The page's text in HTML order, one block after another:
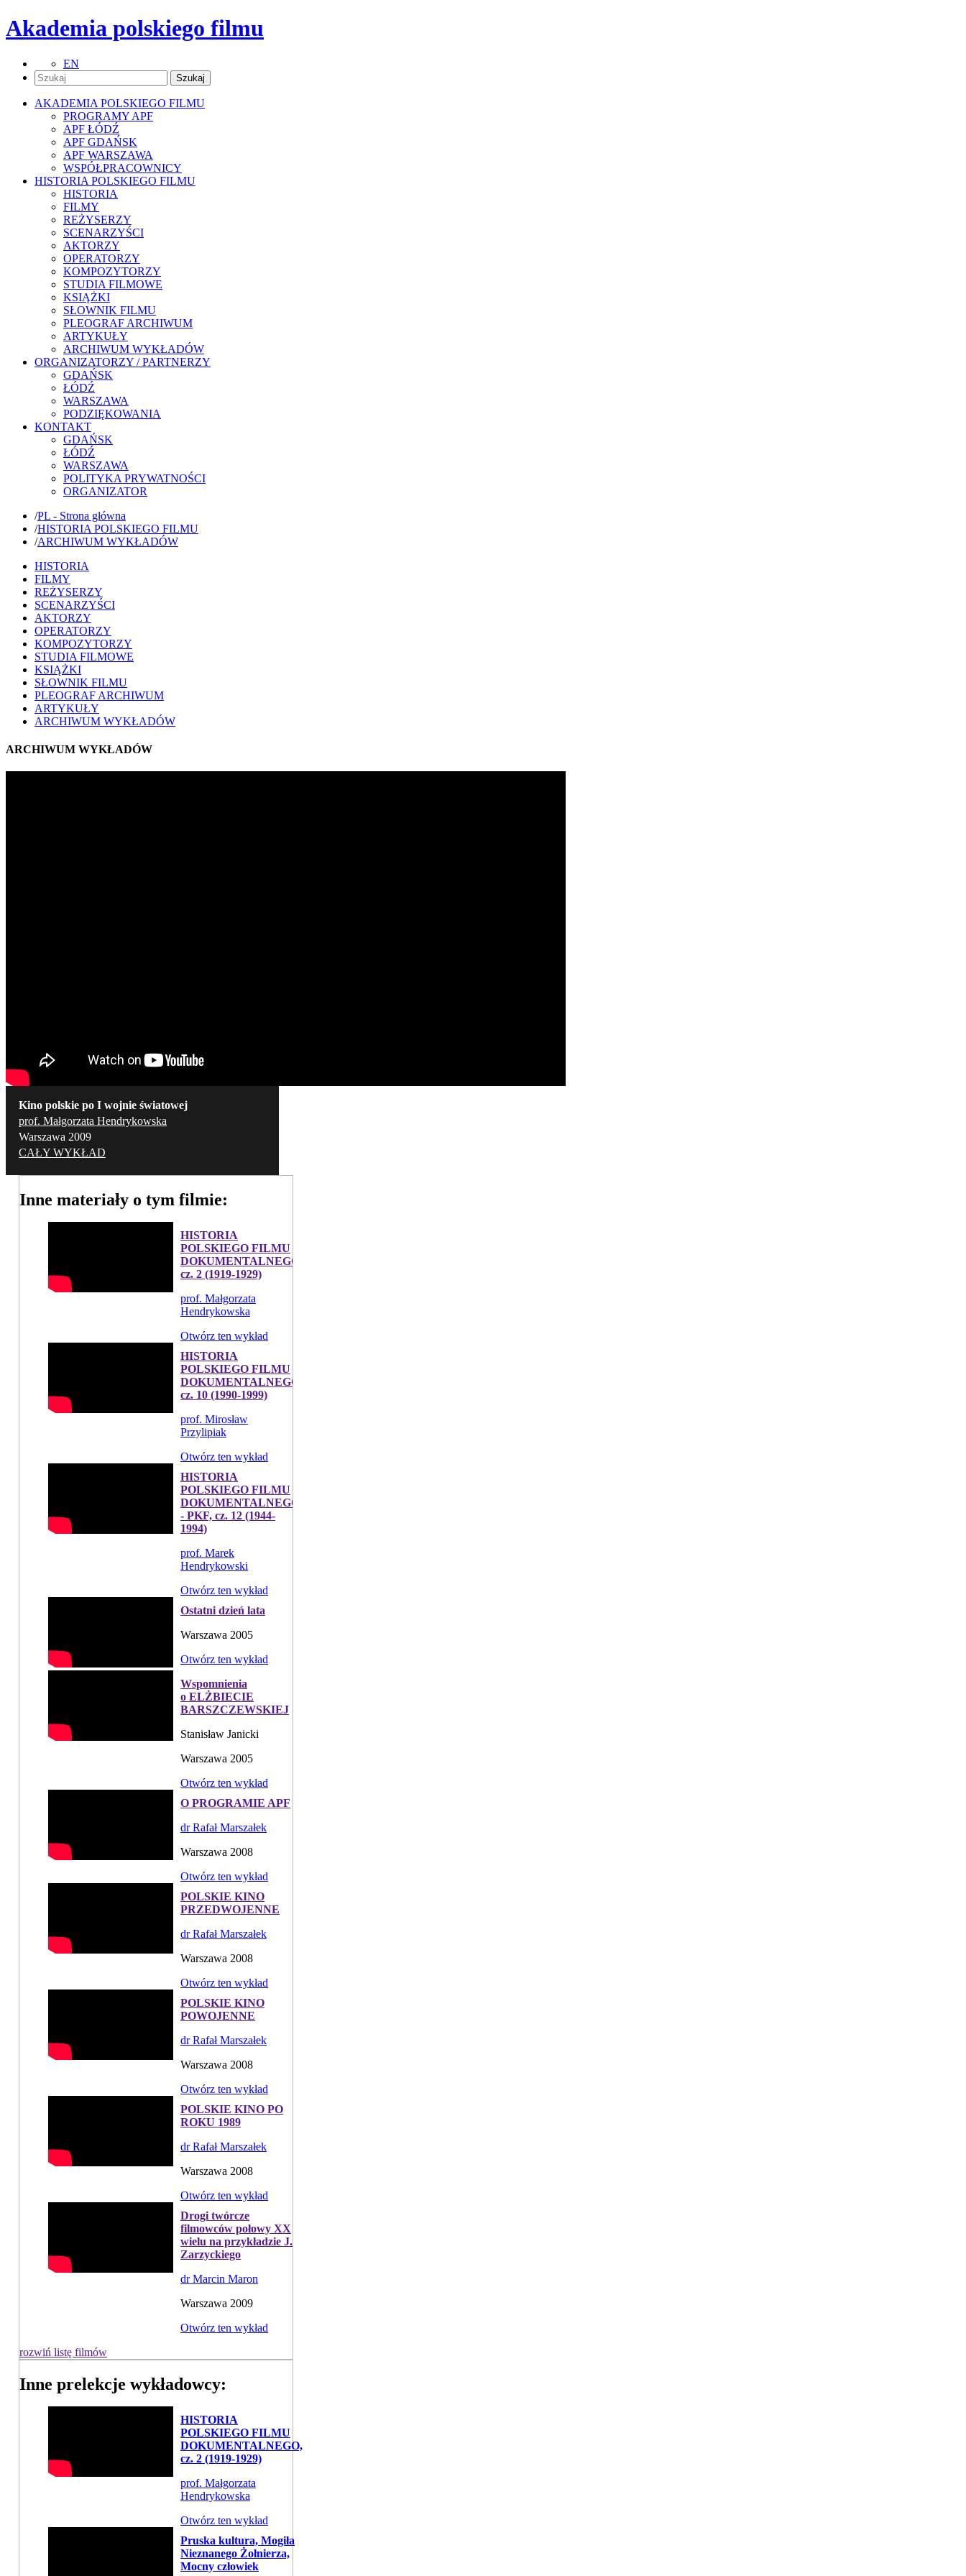
Akademia polskiego filmu
EN
AKADEMIA POLSKIEGO FILMU
PROGRAMY APF
APF ŁÓDŹ
APF GDAŃSK
APF WARSZAWA
WSPÓŁPRACOWNICY
HISTORIA POLSKIEGO FILMU
HISTORIA
FILMY
REŻYSERZY
SCENARZYŚCI
AKTORZY
OPERATORZY
KOMPOZYTORZY
STUDIA FILMOWE
KSIĄŻKI
SŁOWNIK FILMU
PLEOGRAF ARCHIWUM
ARTYKUŁY
ARCHIWUM WYKŁADÓW
ORGANIZATORZY / PARTNERZY
GDAŃSK
ŁÓDŹ
WARSZAWA
PODZIĘKOWANIA
KONTAKT
GDAŃSK
ŁÓDŹ
WARSZAWA
POLITYKA PRYWATNOŚCI
ORGANIZATOR
/PL - Strona główna
/HISTORIA POLSKIEGO FILMU
/ARCHIWUM WYKŁADÓW
HISTORIA
FILMY
REŻYSERZY
SCENARZYŚCI
AKTORZY
OPERATORZY
KOMPOZYTORZY
STUDIA FILMOWE
KSIĄŻKI
SŁOWNIK FILMU
PLEOGRAF ARCHIWUM
ARTYKUŁY
ARCHIWUM WYKŁADÓW
ARCHIWUM WYKŁADÓW
Kino polskie po I wojnie światowej
prof. Małgorzata Hendrykowska
Warszawa 2009
CAŁY WYKŁAD
Inne materiały o tym filmie:
HISTORIA
POLSKIEGO FILMU
DOKUMENTALNEGO,
cz. 2 (1919-1929)
prof. Małgorzata
Hendrykowska
Otwórz ten wykład
HISTORIA
POLSKIEGO FILMU
DOKUMENTALNEGO,
cz. 10 (1990-1999)
prof. Mirosław
Przylipiak
Otwórz ten wykład
HISTORIA
POLSKIEGO FILMU
DOKUMENTALNEGO
- PKF, cz. 12 (1944-
1994)
prof. Marek
Hendrykowski
Otwórz ten wykład
Ostatni dzień lata
Warszawa 2005
Otwórz ten wykład
Wspomnienia
o ELŻBIECIE
BARSZCZEWSKIEJ
Stanisław Janicki
Warszawa 2005
Otwórz ten wykład
O PROGRAMIE APF
dr Rafał Marszałek
Warszawa 2008
Otwórz ten wykład
POLSKIE KINO
PRZEDWOJENNE
dr Rafał Marszałek
Warszawa 2008
Otwórz ten wykład
POLSKIE KINO
POWOJENNE
dr Rafał Marszałek
Warszawa 2008
Otwórz ten wykład
POLSKIE KINO PO
ROKU 1989
dr Rafał Marszałek
Warszawa 2008
Otwórz ten wykład
Drogi twórcze
filmowców połowy XX
wielu na przykładzie J.
Zarzyckiego
dr Marcin Maron
Warszawa 2009
Otwórz ten wykład
rozwiń listę filmów
Inne prelekcje wykładowcy:
HISTORIA
POLSKIEGO FILMU
DOKUMENTALNEGO,
cz. 2 (1919-1929)
prof. Małgorzata
Hendrykowska
Otwórz ten wykład
Pruska kultura, Mogiła
Nieznanego Żołnierza,
Mocny człowiek